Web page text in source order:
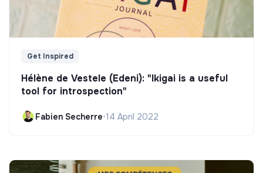
Get Inspired
Hélène de Vestele (Edeni): "Ikigai is a useful
tool for introspection"
Fabien Secherre•14 April 2022